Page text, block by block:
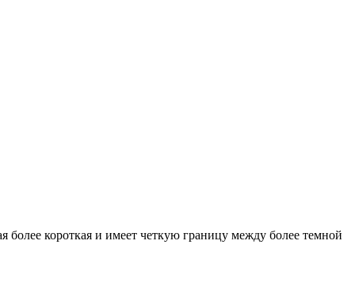
более короткая и имеет четкую границу между более темной